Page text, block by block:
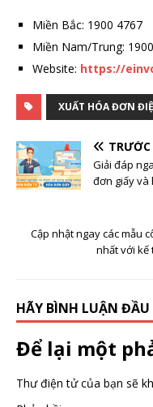
Miền Bắc: 1900 4767
Miền Nam/Trung:
Website: https://
XUẤT HÓA ĐƠN
Giải đáp
đơn giấy và
Cập nhật ngay các mẫu
nhất với kế
HÃY BÌNH LUẬN ĐẦU
Để lại một
Thư điện tử của bạn sẽ